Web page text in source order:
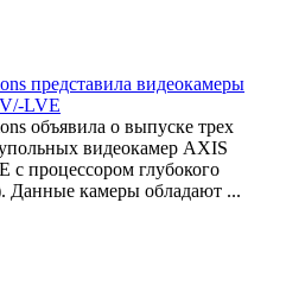
представила видеокамеры
LVE
объявила о выпуске трех
видеокамер AXIS
с процессором глубокого
Данные камеры обладают ...